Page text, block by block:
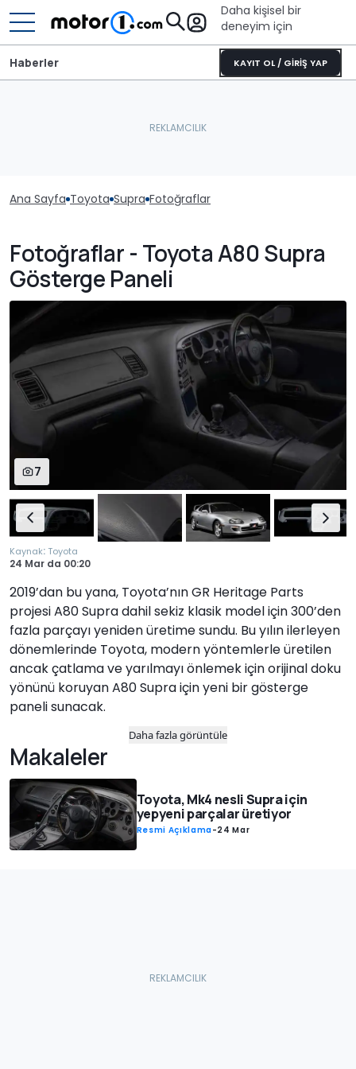
Daha kişisel bir
deneyim için
KAYIT OL / GİRİŞ YAP
Haberler
Ana Sayfa Toyota Supra Fotoğraflar
Fotoğraflar - Toyota A80 Supra
Gösterge Paneli
7
Kaynak: Toyota
24 Mar da 00:20
2019’dan bu yana, Toyota’nın GR Heritage Parts
projesi A80 Supra dahil sekiz klasik model için 300’den
fazla parçayı yeniden üretime sundu. Bu yılın ilerleyen
dönemlerinde Toyota, modern yöntemlerle üretilen
ancak çatlama ve yarılmayı önlemek için orijinal doku
yönünü koruyan A80 Supra için yeni bir gösterge
paneli sunacak.
Daha fazla görüntüle
Makaleler
Toyota, Mk4 nesli Supra için
yepyeni parçalar üretiyor
Resmi Açıklama-24 Mar